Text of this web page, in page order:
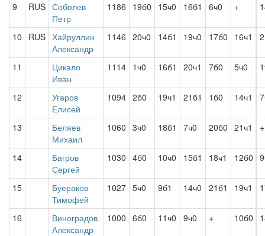
9 RUS Соболев
Петр
1186 19б0 15ч0 16б1 6ч0 +
10 RUS Хайруллин
Александр
1146 20ч0 14б1 19ч0 17б0 16ч1
11
Цикало
Иван
1114 1ч0 16б1 20ч1 7б0 5ч0
12
Угаров
Елисей
1094 2б0 19ч1 21б1 1б0 14ч1
13
Беляев
Михаил
1060 3ч0 18б1 7ч0 20б0 21ч1 +
14
Багров
Сергей
1030 4б0 10ч0 15б1 18ч1 12б0
15
Буераков
Тимофей
1027 5ч0 9б1 14ч0 21б1 19ч1
16
Виноградов
Александр
1000 6б0 11ч0 9ч0 + 10б0